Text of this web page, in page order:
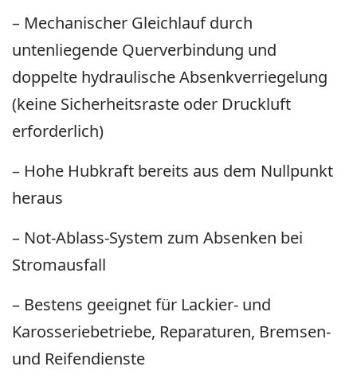
– Mechanischer Gleichlauf durch
untenliegende Querverbindung und
doppelte hydraulische Absenkverriegelung
(keine Sicherheitsraste oder Druckluft
erforderlich)
– Hohe Hubkraft bereits aus dem Nullpunkt
heraus
– Not-Ablass-System zum Absenken bei
Stromausfall
– Bestens geeignet für Lackier- und
Karosseriebetriebe, Reparaturen, Bremsen-
und Reifendienste